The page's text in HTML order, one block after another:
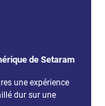
de Setaram
une expérience
dur sur une